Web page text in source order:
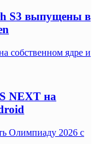
S3 выпущены в
собственном ядре и
NEXT на
Олимпиаду 2026 с